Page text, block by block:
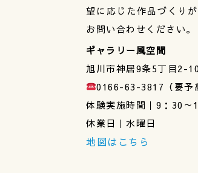
望に応じた作品づくり
お問い合わせください。
ギャラリー風空間
旭川市神居9条5丁目2-
0166-63-3817（要予
体験実施時間｜9：30～
休業日｜水曜日
地図はこちら